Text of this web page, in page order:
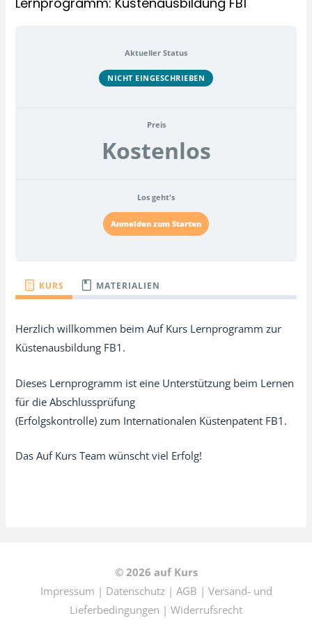
Aktueller Status
NICHT EINGESCHRIEBEN
Preis
Kostenlos
Los geht's
Anmelden zum Starten
KURS MATERIALIEN
Herzlich willkommen beim Auf Kurs Lernprogramm zur
Küstenausbildung FB1.
Dieses Lernprogramm ist eine Unterstützung beim Lernen
für die Abschlussprüfung
(Erfolgskontrolle) zum Internationalen Küstenpatent FB1.
Das Auf Kurs Team wünscht viel Erfolg!
© 2026 auf Kurs
Impressum | Datenschutz| AGB | Versand- und
Lieferbedingungen | Widerrufsrecht